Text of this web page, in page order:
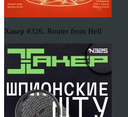
Хакер #326. Router from Hell